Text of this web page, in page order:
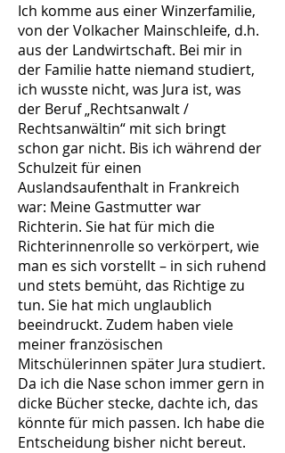
Ich komme aus einer Winzerfamilie,
von der Volkacher Mainschleife, d.h.
aus der Landwirtschaft. Bei mir in
der Familie hatte niemand studiert,
ich wusste nicht, was Jura ist, was
der Beruf „Rechtsanwalt /
Rechtsanwältin“ mit sich bringt
schon gar nicht. Bis ich während der
Schulzeit für einen
Auslandsaufenthalt in Frankreich
war: Meine Gastmutter war
Richterin. Sie hat für mich die
Richterinnenrolle so verkörpert, wie
man es sich vorstellt – in sich ruhend
und stets bemüht, das Richtige zu
tun. Sie hat mich unglaublich
beeindruckt. Zudem haben viele
meiner französischen
Mitschülerinnen später Jura studiert.
Da ich die Nase schon immer gern in
dicke Bücher stecke, dachte ich, das
könnte für mich passen. Ich habe die
Entscheidung bisher nicht bereut.